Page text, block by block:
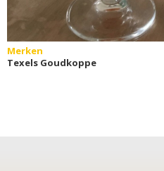
Merken
Texels Goudkoppe